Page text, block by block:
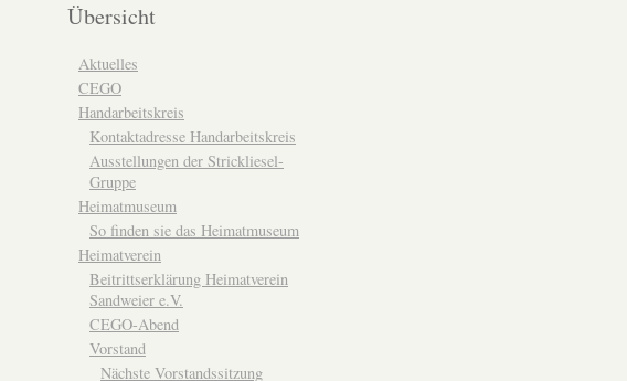
Übersicht
Aktuelles
CEGO
Handarbeitskreis
Kontaktadresse Handarbeitskreis
Ausstellungen der Strickliesel-
Gruppe
Heimatmuseum
So finden sie das Heimatmuseum
Heimatverein
Beitrittserklärung Heimatverein
Sandweier e.V.
CEGO-Abend
Vorstand
Nächste Vorstandssitzung